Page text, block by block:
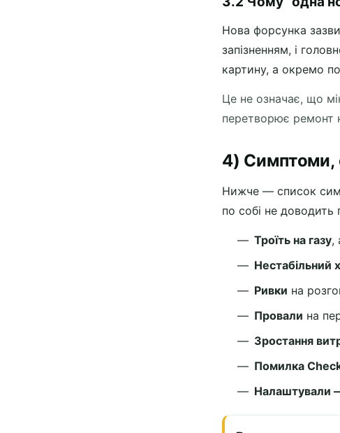
Нова форсунка
запізненням, і
картину, а окремо
Це не означає, що
перетворює ремонт
4) Симптоми,
Нижче — список
по собі не
Троїть на газу,
Нестабільний
Ривки на
Провали на
Зростання
Помилка
Налаштували